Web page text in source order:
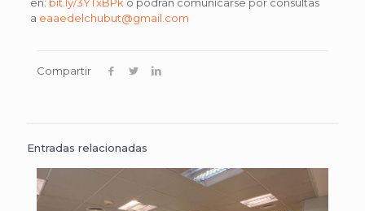
en: bit.ly/3YTxBPko podrán comunicarse por consultas
a eaaedelchubut@gmail.com
Compartir
Entradas relacionadas